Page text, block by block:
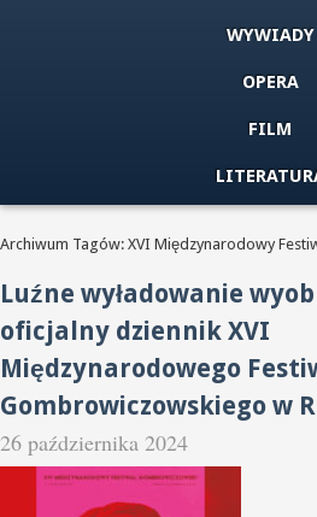
WYWIADY
OPERA
FILM
Archiwum Tagów: XVI Międzynarodowy
Luźne wyładowanie
oficjalny dziennik XVI
Międzynarodowego
Gombrowiczowskiego w
26 października 2024